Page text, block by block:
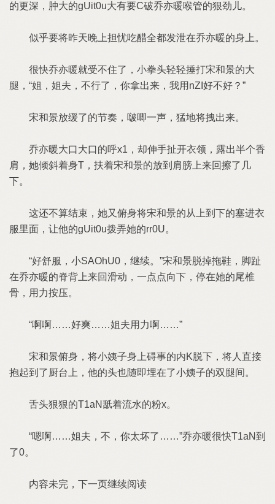
的更深，肿大的gUit0u大有要C破乔亦暖喉管的狠劲儿。
似乎要将昨天晚上担忧吃醋全都发泄在乔亦暖的身上。
很快乔亦暖就受不住了，小拳头轻轻捶打宋和景的大
腿，“姐，姐夫，不行了，你拿出来，我用nZI好不好？”
宋和景放缓了的节奏，啵唧一声，猛地将拽出来。
乔亦暖大口大口的呼x1，却伸手扯开衣领，露出半个香
肩，她倾斜着身T，扶着宋和景的放到肩膀上来回擦了几
下。
这还不算结束，她又俯身将宋和景的从上到下的塞进衣
服里面，让他的gUit0u拨弄她的rr0U。
“好舒服，小SAOhU0，继续。”宋和景脱掉拖鞋，脚趾
在乔亦暖的脊背上来回滑动，一点点向下，停在她的尾椎
骨，用力按压。
“啊啊……好爽……姐夫用力啊……”
宋和景俯身，将小姨子身上碍事的内K脱下，将人直接
抱起到了厨台上，他的头也随即埋在了小姨子的双腿间。
舌头狠狠的T1aN舐着流水的粉x。
“嗯啊……姐夫，不，你太坏了……”乔亦暖很快T1aN到
了0。
内容未完，下一页继续阅读